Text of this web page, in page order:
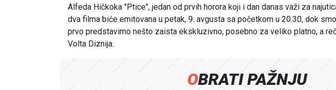
Alfeda Hičkoka "Ptice", jedan od prvih horora koji i dan danas važi za
dva filma biće emitovana u petak, 9. avgusta sa početkom u 20.30, dok
prvo predstavimo nešto zaista ekskluzivno, posebno za veliko platno, a
Volta Diznija.
OBRATI PAŽNJU